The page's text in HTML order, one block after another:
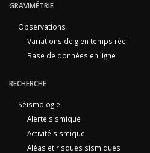
GRAVIMÉTRIE
Observations
Variations de g en temps réel
Base de données en ligne
RECHERCHE
Séismologie
Alerte sismique
Activité sismique
Aléas et risques sismiques